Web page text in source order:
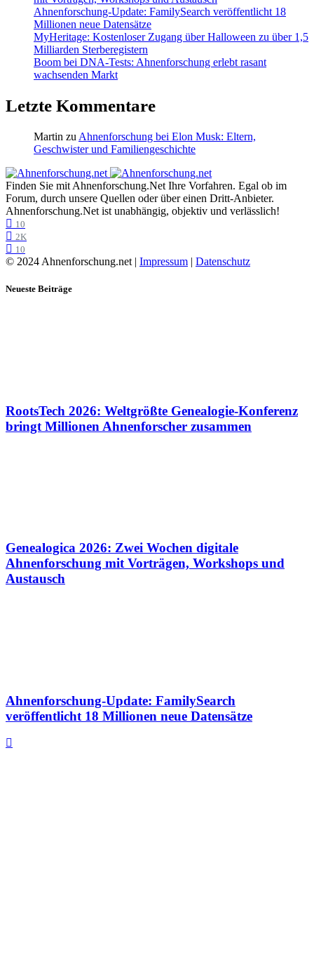
Ahnenforschung-Update: FamilySearch veröffentlicht 18
Millionen neue Datensätze
MyHeritage: Kostenloser Zugang über Halloween zu über 1,5
Milliarden Sterberegistern
Boom bei DNA-Tests: Ahnenforschung erlebt rasant
wachsenden Markt
Letzte Kommentare
Martin zu Ahnenforschung bei Elon Musk: Eltern,
Geschwister und Familiengeschichte
Finden Sie mit Ahnenforschung.Net Ihre Vorfahren. Egal ob im
Forum, durch unsere Quellen oder über einen Dritt-Anbieter.
Ahnenforschung.Net ist unabhängig, objektiv und verlässlich!
10
2K
10
© 2024 Ahnenforschung.net | Impressum | Datenschutz
Neueste Beiträge
RootsTech 2026: Weltgrößte Genealogie-Konferenz
bringt Millionen Ahnenforscher zusammen
Genealogica 2026: Zwei Wochen digitale
Ahnenforschung mit Vorträgen, Workshops und
Austausch
Ahnenforschung-Update: FamilySearch
veröffentlicht 18 Millionen neue Datensätze